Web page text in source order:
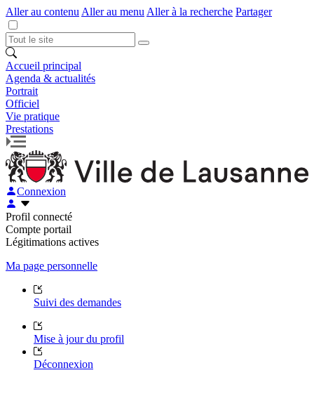
Aller au contenu Aller au menu Aller à la recherche Partager
Accueil principal
Agenda & actualités
Portrait
Officiel
Vie pratique
Prestations
Connexion
Profil connecté
Compte portail
Légitimations actives
Ma page personnelle
Suivi des demandes
Mise à jour du profil
Déconnexion